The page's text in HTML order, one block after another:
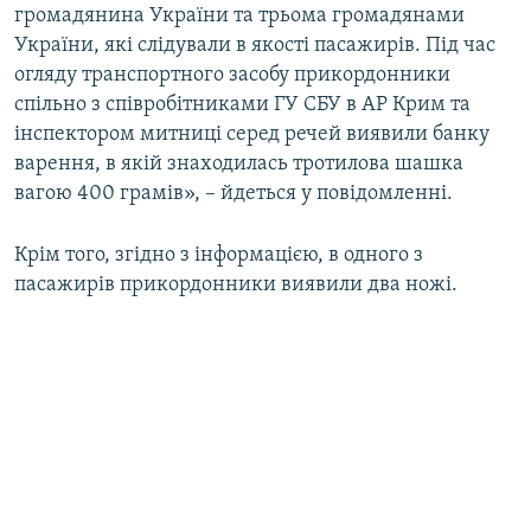
громадянина України та трьома громадянами
України, які слідували в якості пасажирів.​ Під час
огляду транспортного засобу прикордонники
спільно з співробітниками ГУ СБУ в АР Крим та
інспектором митниці серед речей виявили банку
варення, в якій знаходилась тротилова шашка
вагою 400 грамів», – йдеться у повідомленні.
Крім того, згідно з інформацією, в одного з
пасажирів прикордонники виявили два ножі.